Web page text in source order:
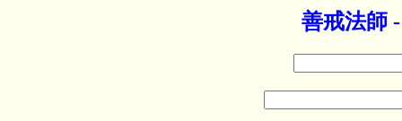
善戒法師